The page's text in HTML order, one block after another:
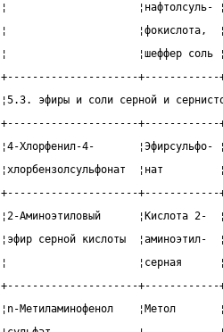
¦
¦
¦                     ¦шеффер
+---------------------+------------
¦5.3. эфиры и соли серной и
+---------------------+------------
¦4-Хлорфенил-4-
¦хлорбензолсульфонат  ¦нат
+---------------------+------------
¦2-Аминоэтиловый
¦эфир серной кислоты
¦                     ¦серная
+---------------------+------------
¦n-Метиламинофенол    ¦Метол